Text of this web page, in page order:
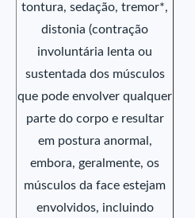
tontura, sedação, tremor*,
distonia (contração
involuntária lenta ou
sustentada dos músculos
que pode envolver qualquer
parte do corpo e resultar
em postura anormal,
embora, geralmente, os
músculos da face estejam
envolvidos, incluindo